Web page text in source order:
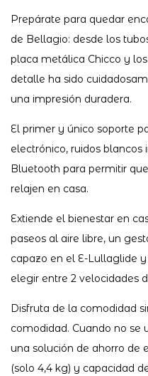
Prepárate para quedar
de Bellagio: desde los
placa metálica Chicco y
detalle ha sido
una impresión duradera.
El primer y único soporte
electrónico, ruidos blancos
Bluetooth para permitir
relajen en casa.
Extiende el bienestar en
paseos al aire libre, un
capazo en el E-Lullaglide
elegir entre 2 velocidades
Disfruta de la comodidad
comodidad. Cuando no se
una solución de ahorro de
(solo 4,4 kg) y capacidad